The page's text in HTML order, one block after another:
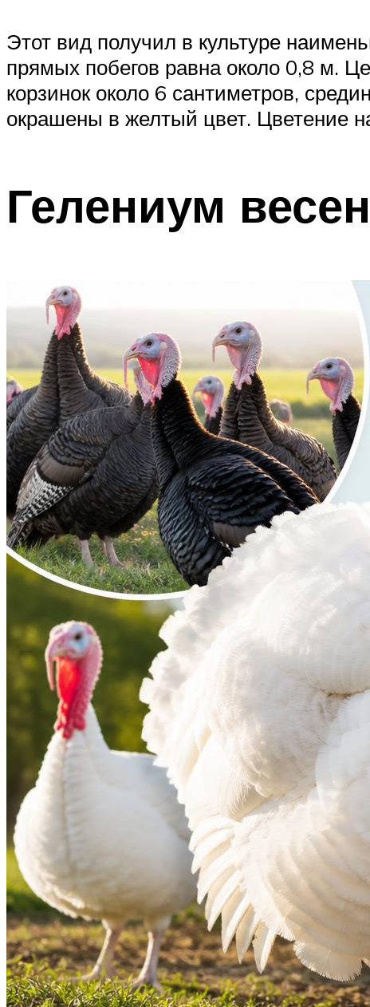
Этот вид получил в культуре
прямых побегов равна около 0,8 м.
корзинок около 6 сантиметров,
окрашены в желтый цвет. Цветение
Гелениум